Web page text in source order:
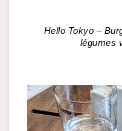
Hello Tokyo –
légumes